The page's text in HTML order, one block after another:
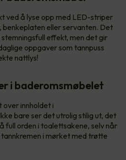
ved å lyse opp med LED-striper
benkeplaten eller servanten. Det
effekt, men det gir
oppgaver som tannpuss
nattlys!
i baderomsmøbelet
over innholdet i
bare ser det utrolig stilig ut, det
full orden i toalettsakene, selv når
i mørket med trøtte